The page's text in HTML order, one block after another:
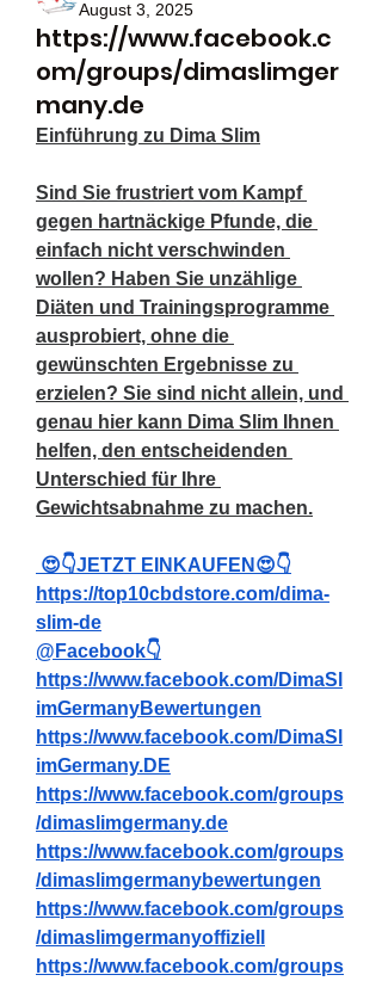
August 3, 2025
https://www.facebook.c
om/groups/dimaslimger
many.de
Einführung zu Dima Slim
Sind Sie frustriert vom Kampf
gegen hartnäckige Pfunde, die
einfach nicht verschwinden
wollen? Haben Sie unzählige
Diäten und Trainingsprogramme
ausprobiert, ohne die
gewünschten Ergebnisse zu
erzielen? Sie sind nicht allein, und
genau hier kann Dima Slim Ihnen
helfen, den entscheidenden
Unterschied für Ihre
Gewichtsabnahme zu machen.
😍👇JETZT EINKAUFEN😍👇
https://top10cbdstore.com/dima-
slim-de
@Facebook👇
https://www.facebook.com/DimaSl
imGermanyBewertungen
https://www.facebook.com/DimaSl
imGermany.DE
https://www.facebook.com/groups
/dimaslimgermany.de
https://www.facebook.com/groups
/dimaslimgermanybewertungen
https://www.facebook.com/groups
/dimaslimgermanyoffiziell
https://www.facebook.com/groups